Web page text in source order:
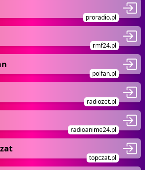
proradio.pl
rmf24.pl
polfan.pl
radiozet.pl
radioanime24.pl
topczat.pl